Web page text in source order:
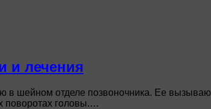
и лечения
шейном отделе позвоночника. Ее
поворотах головы.…